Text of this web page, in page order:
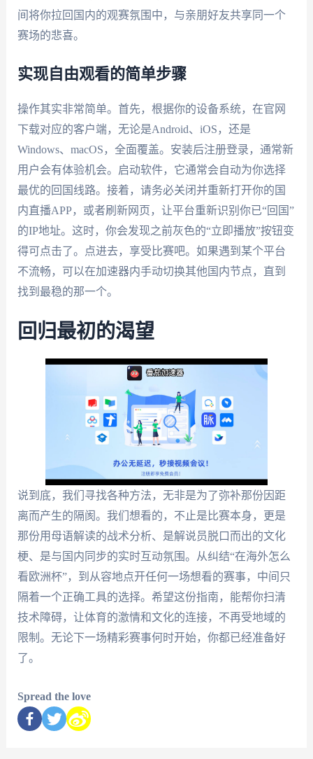
间将你拉回国内的观赛氛围中，与亲朋好友共享同一个
赛场的悲喜。
实现自由观看的简单步骤
操作其实非常简单。首先，根据你的设备系统，在官网
下载对应的客户端，无论是Android、iOS，还是
Windows、macOS，全面覆盖。安装后注册登录，通常新
用户会有体验机会。启动软件，它通常会自动为你选择
最优的回国线路。接着，请务必关闭并重新打开你的国
内直播APP，或者刷新网页，让平台重新识别你已“回国”
的IP地址。这时，你会发现之前灰色的“立即播放”按钮变
得可点击了。点进去，享受比赛吧。如果遇到某个平台
不流畅，可以在加速器内手动切换其他国内节点，直到
找到最稳的那一个。
回归最初的渴望
说到底，我们寻找各种方法，无非是为了弥补那份因距
离而产生的隔阂。我们想看的，不止是比赛本身，更是
那份用母语解读的战术分析、是解说员脱口而出的文化
梗、是与国内同步的实时互动氛围。从纠结“在海外怎么
看欧洲杯”，到从容地点开任何一场想看的赛事，中间只
隔着一个正确工具的选择。希望这份指南，能帮你扫清
技术障碍，让体育的激情和文化的连接，不再受地域的
限制。无论下一场精彩赛事何时开始，你都已经准备好
了。
Spread the love